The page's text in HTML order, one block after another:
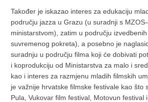
Također je iskazao interes za edukaciju
području jazza u Grazu (u suradnji s
ministarstvom), zatim u području izvedbenih
suvremenog pokreta), a posebno je
suradnju u području filma koji će dobivati
i koprodukciju od Ministarstva za malo i
kao i interes za razmjenu mladih filmskih
je važnije hrvatske filmske festivale kao što
Pula, Vukovar film festival, Motovun festival